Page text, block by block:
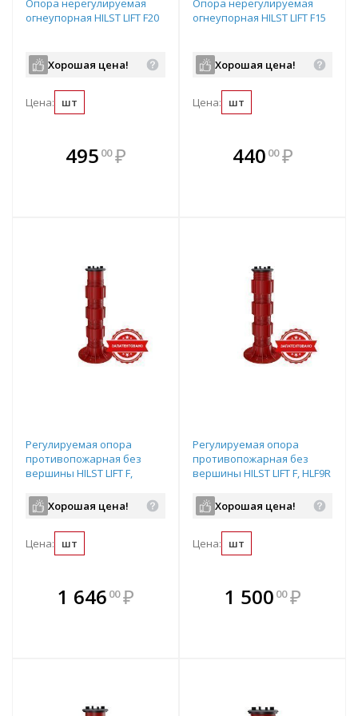
Опора нерегулируемая
огнеупорная HILST LIFT F20
Хорошая цена!
Цена: шт
495 00 ₽
В комплекте
всегда выгоднее!
Опора нерегулируемая
огнеупорная HILST LIFT F15
Хорошая цена!
Цена: шт
В комплекте
всегда выгоднее!
440 00 ₽
Регулируемая опора
противопожарная без
вершины HILST LIFT F,
Хорошая цена!
Цена: шт
1 646 00 ₽
В комплекте
всегда выгоднее!
Регулируемая опора
противопожарная без
вершины HILST LIFT F, HLF9R
Хорошая цена!
Цена: шт
В комплекте
всегда выгоднее!
1 500 00 ₽